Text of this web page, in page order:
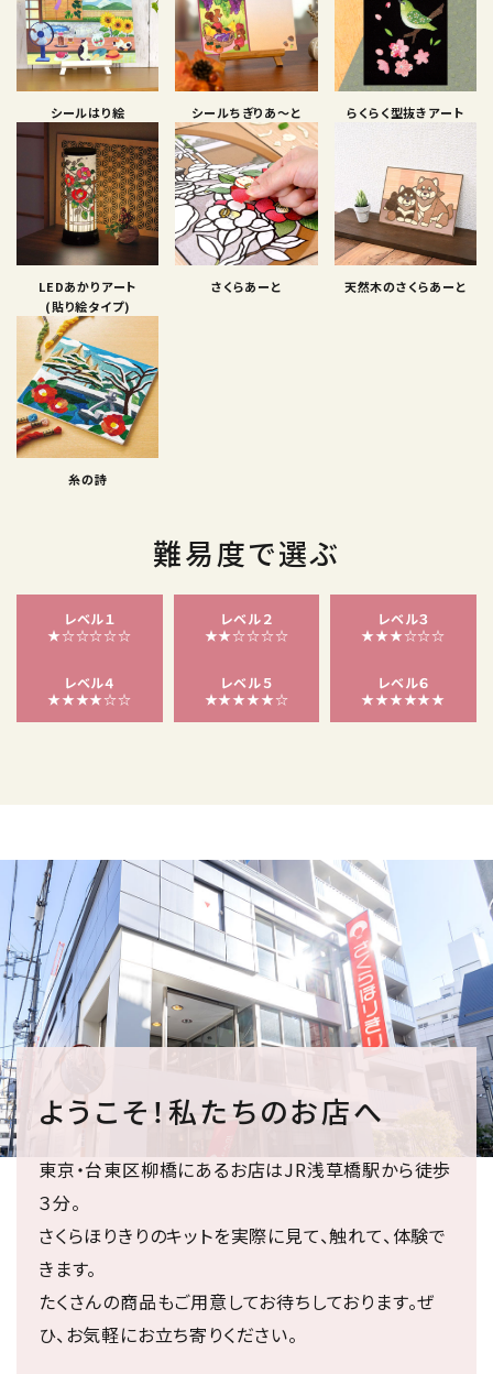
シールはり絵 シールちぎりあ〜と らくらく型抜きアート
LEDあかりアート
(貼り絵タイプ)
さくらあーと 天然木のさくらあーと
糸の詩
難易度で選ぶ
レベル１
★☆☆☆☆☆
レベル２
★★☆☆☆☆
レベル３
★★★☆☆☆
レベル４
★★★★☆☆
レベル５
★★★★★☆
レベル６
★★★★★★
ようこそ！私たちのお店へ
東京・台東区柳橋にあるお店はJR浅草橋駅から徒歩
３分。
さくらほりきりのキットを実際に見て、触れて、体験で
きます。
たくさんの商品もご用意してお待ちしております。ぜ
ひ、お気軽にお立ち寄りください。